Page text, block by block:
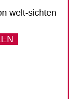
welt-sichten